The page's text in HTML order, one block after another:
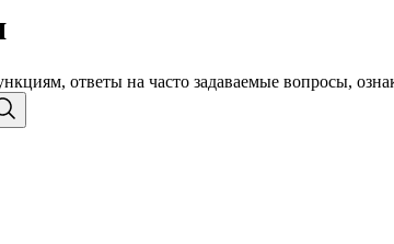
ответы на часто задаваемые вопросы,